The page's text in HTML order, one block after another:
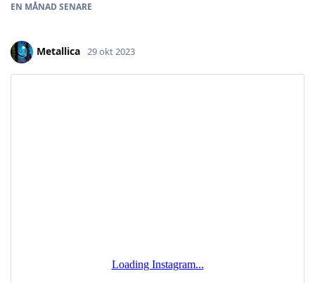
EN MÅNADSENARE
Metallica 29 okt 2023